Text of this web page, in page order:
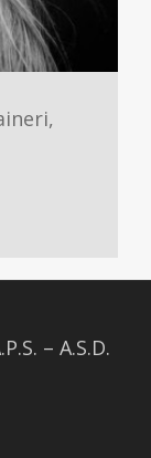
– A.S.D.